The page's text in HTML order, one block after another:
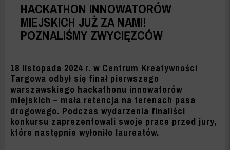
JUŻ
NAMI!
POZNALIŚMY
ZWYCIĘZCÓW
ZDM
WARSZAWA
HACKATHON INNOWATORÓW
MIEJSKICH JUŻ ZA NAMI!
POZNALIŚMY ZWYCIĘZCÓW
18 listopada 2024 r. w Centrum Kreatywności
Targowa odbył się finał pierwszego
warszawskiego hackathonu innowatorów
miejskich – mała retencja na terenach pasa
drogowego. Podczas wydarzenia finaliści
konkursu zaprezentowali swoje prace przed jury,
które następnie wyłoniło laureatów.